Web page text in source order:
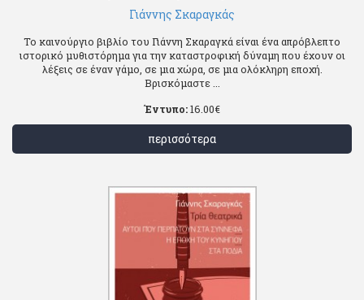
Γιάννης Σκαραγκάς
Το καινούργιο βιβλίο του Γιάννη Σκαραγκά είναι ένα απρόβλεπτο
ιστορικό μυθιστόρημα για την καταστροφική δύναμη που έχουν οι
λέξεις σε έναν γάμο, σε μια χώρα, σε μια ολόκληρη εποχή.
Βρισκόμαστε ...
Έντυπο:16.00€
περισσότερα